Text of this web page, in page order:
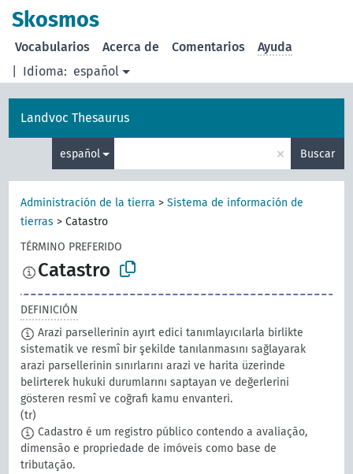
Skosmos
Idioma: español
Vocabularios Acerca de Comentarios Ayuda
Landvoc Thesaurus
español × Buscar
Administración de la tierra >Sistema de información de
tierras >Catastro
TÉRMINO PREFERIDO
Catastro
DEFINICIÓN
Arazi parsellerinin ayırt edici tanımlayıcılarla birlikte
sistematik ve resmî bir şekilde tanılanmasını sağlayarak
arazi parsellerinin sınırlarını arazi ve harita üzerinde
belirterek hukuki durumlarını saptayan ve değerlerini
gösteren resmî ve coğrafi kamu envanteri.
(tr)
Cadastro é um registro público contendo a avaliação,
dimensão e propriedade de imóveis como base de
tributação.